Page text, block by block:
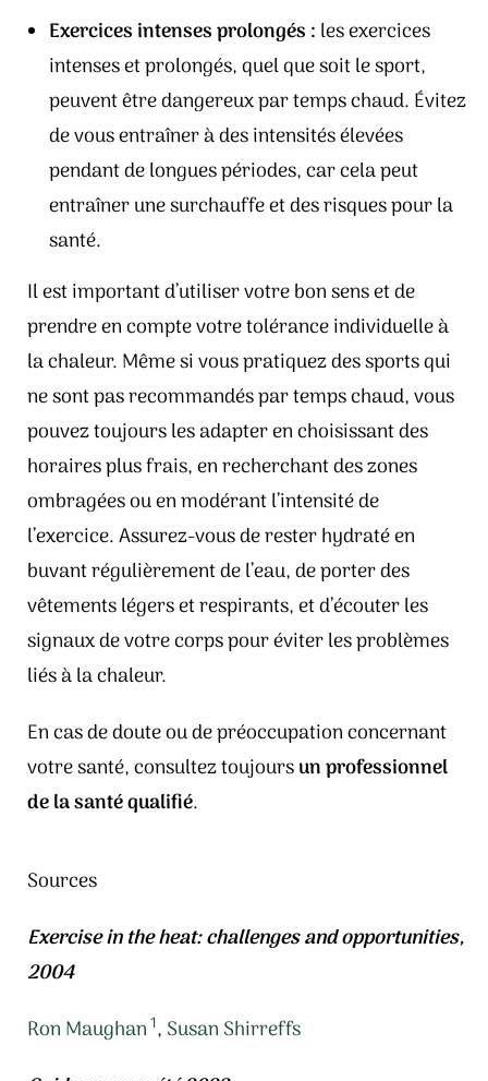
Exercices intenses prolongés : les exercices
intenses et prolongés, quel que soit le sport,
peuvent être dangereux par temps chaud. Évitez
de vous entraîner à des intensités élevées
pendant de longues périodes, car cela peut
entraîner une surchauffe et des risques pour la
santé.
Il est important d’utiliser votre bon sens et de
prendre en compte votre tolérance individuelle à
la chaleur. Même si vous pratiquez des sports qui
ne sont pas recommandés par temps chaud, vous
pouvez toujours les adapter en choisissant des
horaires plus frais, en recherchant des zones
ombragées ou en modérant l’intensité de
l’exercice. Assurez-vous de rester hydraté en
buvant régulièrement de l’eau, de porter des
vêtements légers et respirants, et d’écouter les
signaux de votre corps pour éviter les problèmes
liés à la chaleur.
En cas de doute ou de préoccupation concernant
votre santé, consultez toujoursun professionnel
de la santé qualifié.
Sources
Exercise in the heat: challenges and opportunities,
2004
Ron Maughan1, Susan Shirreffs